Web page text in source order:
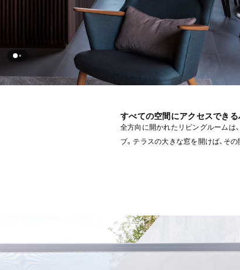
すべての空間にアクセスできる
全方向に開かれたリビングルームは
ブ。テラスの大きな窓を開けば、そ